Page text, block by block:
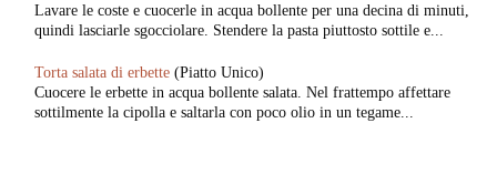
Lavare le coste e cuocerle in acqua bollente per una decina di minuti,
quindi lasciarle sgocciolare. Stendere la pasta piuttosto sottile e...
Torta salata di erbette (Piatto Unico)
Cuocere le erbette in acqua bollente salata. Nel frattempo affettare
sottilmente la cipolla e saltarla con poco olio in un tegame...